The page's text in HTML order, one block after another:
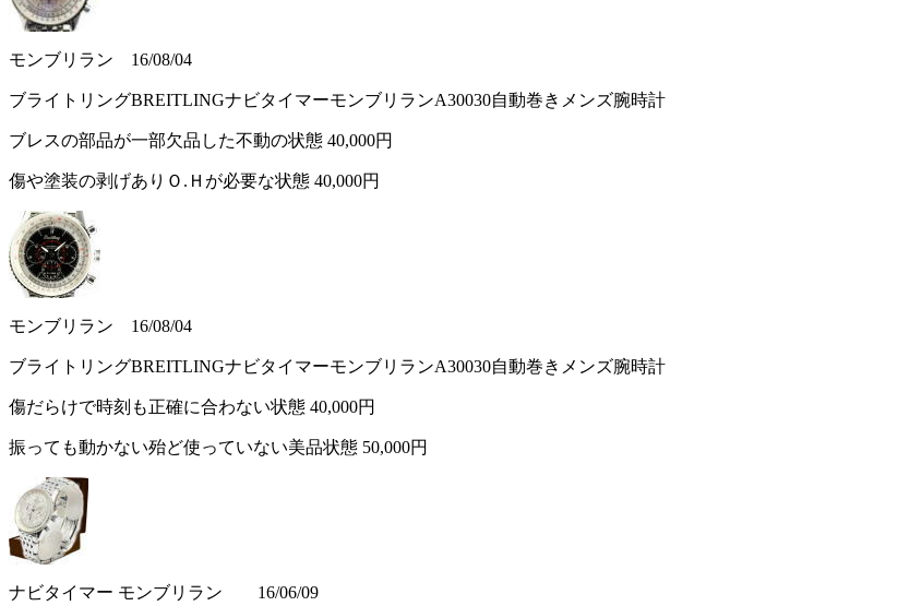
モンブリラン 16/08/04
ブライトリングBREITLINGナビタイマーモンブリランA30030自動巻きメンズ腕時計
ブレスの部品が一部欠品した不動の状態 40,000円
傷や塗装の剥げありＯ.Ｈが必要な状態 40,000円
モンブリラン 16/08/04
ブライトリングBREITLINGナビタイマーモンブリランA30030自動巻きメンズ腕時計
傷だらけで時刻も正確に合わない状態 40,000円
振っても動かない殆ど使っていない美品状態 50,000円
ナビタイマー モンブリラン 16/06/09